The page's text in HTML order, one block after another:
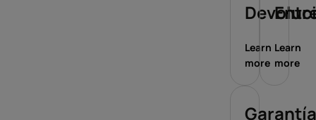
Learn
more
Learn
more